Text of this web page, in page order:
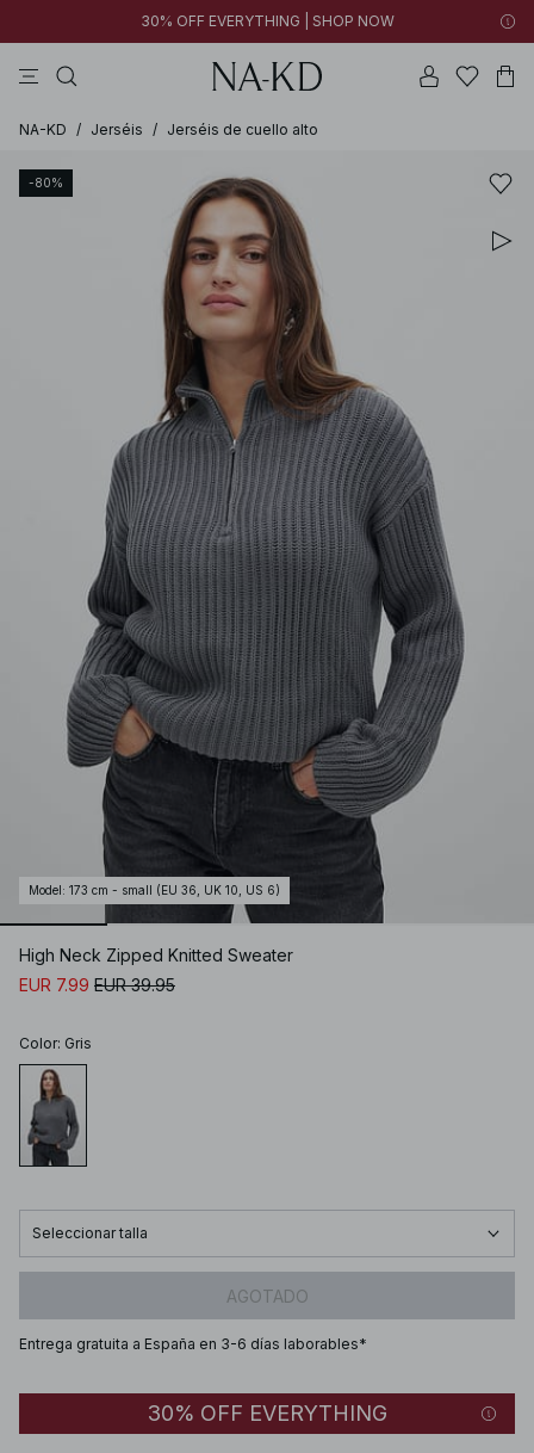
30% OFF EVERYTHING | SHOP NOW
NA-KD / Jerséis / Jerséis de cuello alto
-80%
Model : 173 cm - small (EU 36, UK 10, US 6)
High Neck Zipped Knitted Sweater
EUR 7.99 EUR 39.95
Color: Gris
Seleccionar talla
AGOTADO
Entrega gratuita a España en 3-6 días laborables*
30% OFF EVERYTHING